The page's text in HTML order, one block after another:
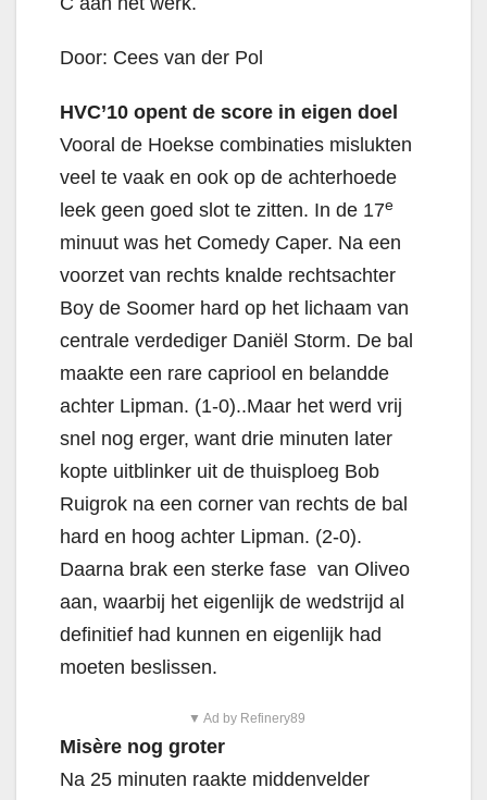
Door: Cees van der Pol
HVC’10 opent de score in eigen doel
Vooral de Hoekse combinaties mislukten
veel te vaak en ook op de achterhoede
leek geen goed slot te zitten. In de 17e
minuut was het Comedy Caper. Na een
voorzet van rechts knalde rechtsachter
Boy de Soomer hard op het lichaam van
centrale verdediger Daniël Storm. De bal
maakte een rare capriool en belandde
achter Lipman. (1-0)..Maar het werd vrij
snel nog erger, want drie minuten later
kopte uitblinker uit de thuisploeg Bob
Ruigrok na een corner van rechts de bal
hard en hoog achter Lipman. (2-0).
Daarna brak een sterke fase van Oliveo
aan, waarbij het eigenlijk de wedstrijd al
definitief had kunnen en eigenlijk had
moeten beslissen.
▼ Ad by Refinery89
Misère nog groter
Na 25 minuten raakte middenvelder